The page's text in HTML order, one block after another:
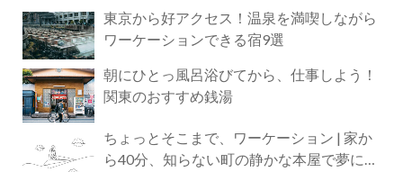
東京から好アクセス！温泉を満喫しながら
ワーケーションできる宿9選
朝にひとっ風呂浴びてから、仕事しよう！
関東のおすすめ銭湯
ちょっとそこまで、ワーケーション | 家か
ら40分、知らない町の静かな本屋で夢に近